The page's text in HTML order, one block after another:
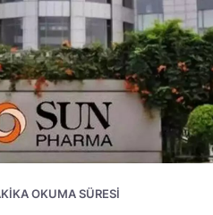
OKUMA SÜRESI